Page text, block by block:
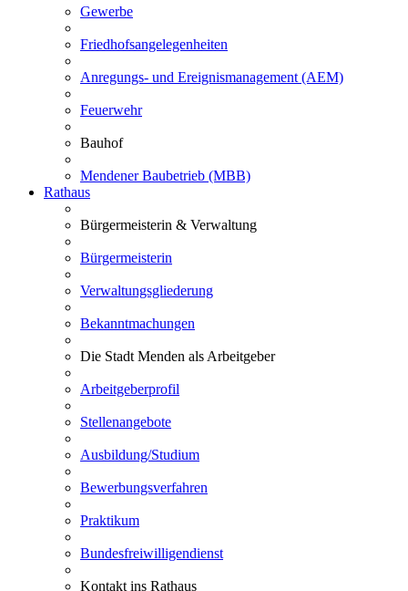
Gewerbe
Friedhofsangelegenheiten
Anregungs- und Ereignismanagement (AEM)
Feuerwehr
Bauhof
Mendener Baubetrieb (MBB)
Rathaus
Bürgermeisterin & Verwaltung
Bürgermeisterin
Verwaltungsgliederung
Bekanntmachungen
Die Stadt Menden als Arbeitgeber
Arbeitgeberprofil
Stellenangebote
Ausbildung/Studium
Bewerbungsverfahren
Praktikum
Bundesfreiwilligendienst
Kontakt ins Rathaus